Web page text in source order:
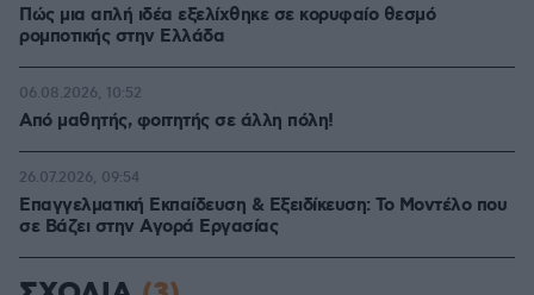
Πώς μια απλή ιδέα εξελίχθηκε σε κορυφαίο θεσμό
ρομποτικής στην Ελλάδα
Από μαθητής, φοιτητής σε άλλη πόλη!
06.08.2026, 10:52
Επαγγελματική Εκπαίδευση & Εξειδίκευση: Το Mοντέλο που
σε Bάζει στην Aγορά Eργασίας
26.07.2026, 09:54